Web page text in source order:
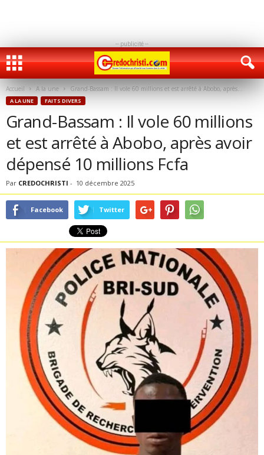
-- publicité --
Accueil A la une Grand-Bassam : Il vole 60 millions et est arrêté à Abobo, après...
A LA UNE FAITS DIVERS
Grand-Bassam : Il vole 60 millions
et est arrêté à Abobo, après avoir
dépensé 10 millions Fcfa
Par CREDOCHRISTI - 10 décembre 2025
Facebook Twitter